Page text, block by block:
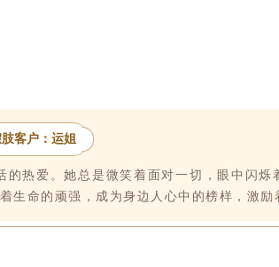
客户：运姐
热爱。她总是微笑着面对一切，眼中闪烁
命的顽强，成为身边人心中的榜样，激励